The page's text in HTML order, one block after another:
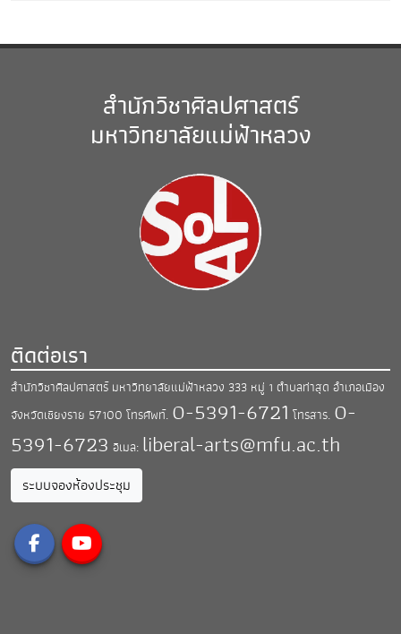
สำนักวิชาศิลปศาสตร์
มหาวิทยาลัยแม่ฟ้าหลวง
ติดต่อเรา
สำนักวิชาศิลปศาสตร์ มหาวิทยาลัยแม่ฟ้าหลวง 333 หมู่ 1 ตำบลท่าสุด อำเภอเมือง
จังหวัดเชียงราย 57100 โทรศัพท์. 0-5391-6721 โทรสาร. 0-
5391-6723 อีเมล: liberal-arts@mfu.ac.th
ระบบจองห้องประชุม